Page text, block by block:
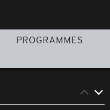
PROGRAMMES